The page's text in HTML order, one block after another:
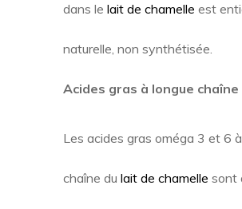
dans le lait de chamelle est
naturelle, non synthétisée.
Acides gras à longue chaîne
Les acides gras oméga 3 et 6
chaîne du lait de chamelle sont